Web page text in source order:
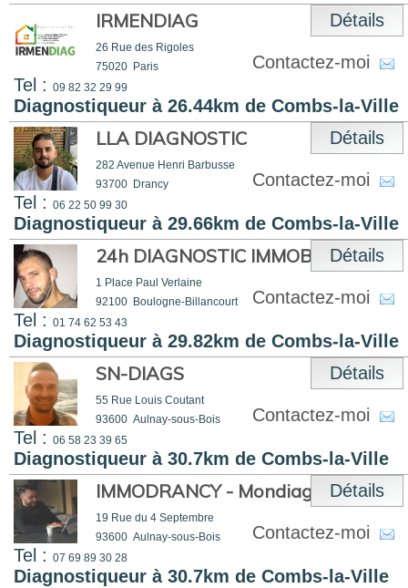
IRMENDIAG
26 Rue des Rigoles
75020 Paris
Tel : 09 82 32 29 99
Diagnostiqueur à 26.44km de Combs-la-Ville
Détails
Contactez-moi
LLA DIAGNOSTIC
282 Avenue Henri Barbusse
93700 Drancy
Tel : 06 22 50 99 30
Diagnostiqueur à 29.66km de Combs-la-Ville
Détails
Contactez-moi
24h DIAGNOSTIC IMMOBILIER
1 Place Paul Verlaine
92100 Boulogne-Billancourt
Tel : 01 74 62 53 43
Diagnostiqueur à 29.82km de Combs-la-Ville
Détails
Contactez-moi
SN-DIAGS
55 Rue Louis Coutant
93600 Aulnay-sous-Bois
Tel : 06 58 23 39 65
Diagnostiqueur à 30.7km de Combs-la-Ville
Détails
Contactez-moi
IMMODRANCY - Mondiagno
19 Rue du 4 Septembre
93600 Aulnay-sous-Bois
Tel : 07 69 89 30 28
Diagnostiqueur à 30.7km de Combs-la-Ville
Détails
Contactez-moi